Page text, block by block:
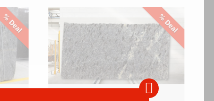
% Deal % Deal